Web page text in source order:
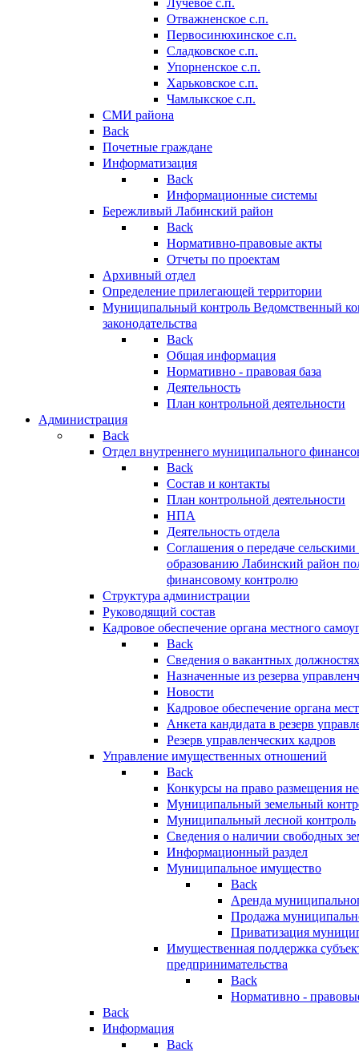
Лучевое с.п.
Отважненское с.п.
Первосинюхинское с.п.
Сладковское с.п.
Упорненское с.п.
Харьковское с.п.
Чамлыкское с.п.
СМИ района
Back
Почетные граждане
Информатизация
Back
Информационные системы
Бережливый Лабинский район
Back
Нормативно-правовые акты
Отчеты по проектам
Архивный отдел
Определение прилегающей территории
Муниципальный контроль Ведомственный
законодательства
Back
Общая информация
Нормативно - правовая база
Деятельность
План контрольной деятельности
Администрация
Back
Отдел внутреннего муниципального
Back
Состав и контакты
План контрольной деятельности
НПА
Деятельность отдела
Соглашения о передаче
образованию Лабинский район
финансовому контролю
Структура администрации
Руководящий состав
Кадровое обеспечение органа местного
Back
Сведения о вакантных
Назначенные из резерва
Новости
Кадровое обеспечение органа
Анкета кандидата в резерв
Резерв управленческих кадров
Управление имущественных отношений
Back
Конкурсы на право размещения
Муниципальный земельный
Муниципальный лесной контроль
Сведения о наличии свободных
Информационный раздел
Муниципальное имущество
Back
Аренда
Продажа
Приватизация
Имущественная поддержка
предпринимательства
Back
Нормативно -
Back
Информация
Back